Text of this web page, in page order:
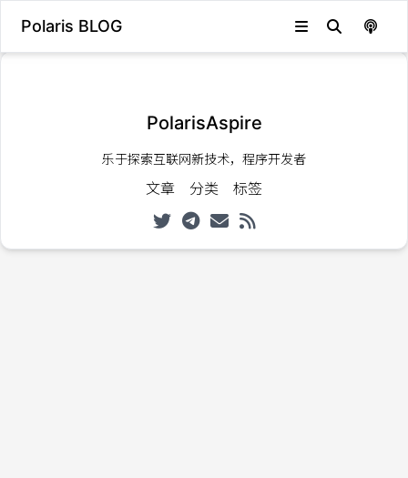
Polaris BLOG
PolarisAspire
乐于探索互联网新技术，程序开发者
文章 分类 标签